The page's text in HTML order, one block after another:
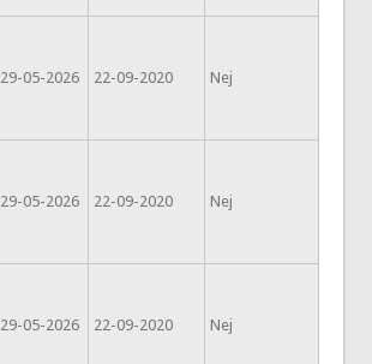
29-05-2026 22-09-2020 Nej
29-05-2026 22-09-2020 Nej
29-05-2026 22-09-2020 Nej